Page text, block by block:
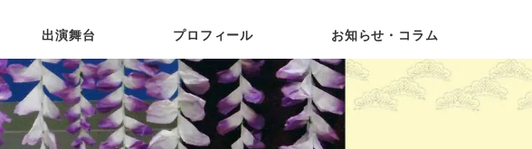
出演舞台 プロフィール お知らせ・コラム